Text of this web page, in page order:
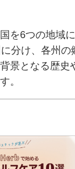
を6つの地域
分け、各州の
景となる歴史
。